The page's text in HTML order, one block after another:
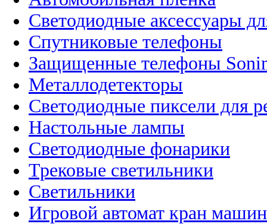
Светодиодные аксессуары
Спутниковые телефоны
Защищенные телефоны
Металлодетекторы
Светодиодные пиксели для
Настольные лампы
Светодиодные фонарики
Трековые светильники
Светильники
Игровой автомат кран